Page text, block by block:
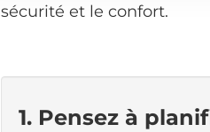
sécurité et le confort.
1. Pensez à